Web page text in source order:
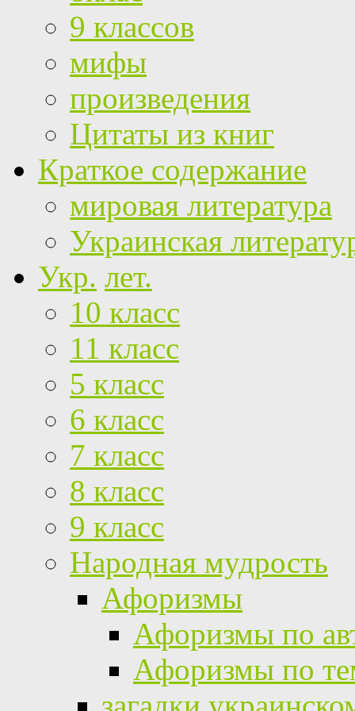
9 классов
мифы
произведения
Цитаты из книг
Краткое содержание
мировая литература
Украинская
Укр. лет.
10 класс
11 класс
5 класс
6 класс
7 класс
8 класс
9 класс
Народная мудрость
Афоризмы
Афоризмы по
Афоризмы по